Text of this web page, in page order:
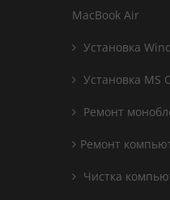
MacBook Air
Установка
Установка MS
Ремонт
Ремонт
Чистка